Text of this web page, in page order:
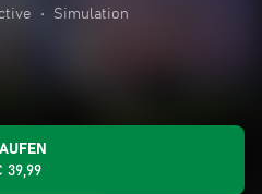
• Simulation
39,99